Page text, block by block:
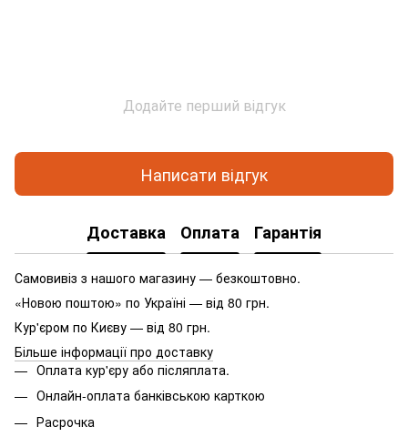
Додайте перший відгук
Написати відгук
Доставка Оплата Гарантія
Самовивіз з нашого магазину — безкоштовно.
«Новою поштою» по Україні — від 80 грн.
Кур'єром по Києву — від 80 грн.
Більше інформації про доставку
Оплата кур'єру або післяплата.
Онлайн-оплата банківською карткою
Расрочка